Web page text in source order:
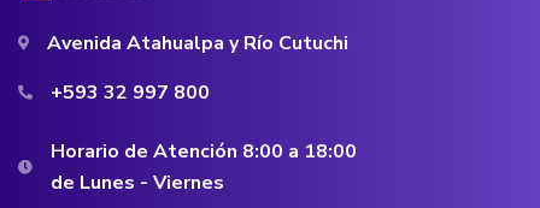
Avenida Atahualpa y Río Cutuchi
+593 32 997 800
Horario de Atención 8:00 a 18:00
de Lunes - Viernes